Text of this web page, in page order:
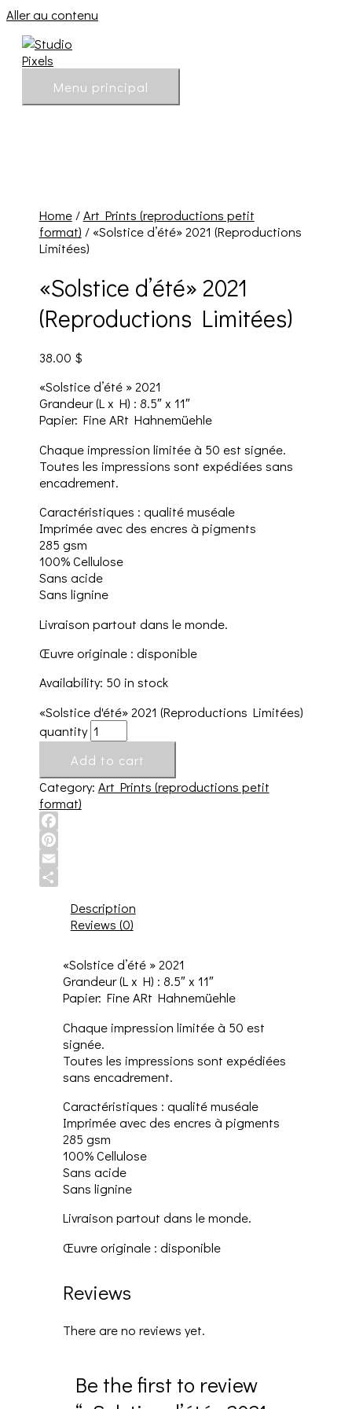
Aller au contenu
Menu principal
Home/Art Prints (reproductions petit
format) / «Solstice d’été» 2021 (Reproductions
Limitées)
«Solstice d’été» 2021
(Reproductions Limitées)
38.00 $
«Solstice d’été » 2021
Grandeur (L x H) : 8.5″ x 11″
Papier: Fine ARt Hahnemüehle
Chaque impression limitée à 50 est signée.
Toutes les impressions sont expédiées sans
encadrement.
Caractéristiques : qualité muséale
Imprimée avec des encres à pigments
285 gsm
100% Cellulose
Sans acide
Sans lignine
Livraison partout dans le monde.
Œuvre originale : disponible
Availability: 50 in stock
«Solstice d'été» 2021 (Reproductions Limitées)
quantity
Add to cart
Category: Art Prints (reproductions petit
format)
Facebook
Pinterest
Email
Description
Reviews (0)
«Solstice d’été » 2021
Grandeur (L x H) : 8.5″ x 11″
Papier: Fine ARt Hahnemüehle
Chaque impression limitée à 50 est
signée.
Toutes les impressions sont expédiées
sans encadrement.
Caractéristiques : qualité muséale
Imprimée avec des encres à pigments
285 gsm
100% Cellulose
Sans acide
Sans lignine
Livraison partout dans le monde.
Œuvre originale : disponible
Reviews
There are no reviews yet.
Be the first to review